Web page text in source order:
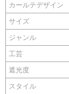
カールテデザイン
サイズ
ジャンル
工芸
遮光度
スタイル